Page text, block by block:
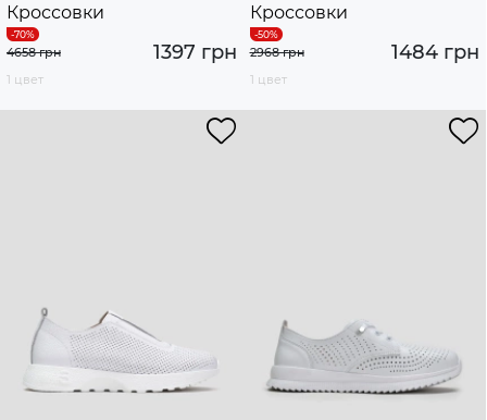
Кроссовки
1397 грн
4658 грн
1 цвет
Кроссовки
1484 грн
2968 грн
1 цвет